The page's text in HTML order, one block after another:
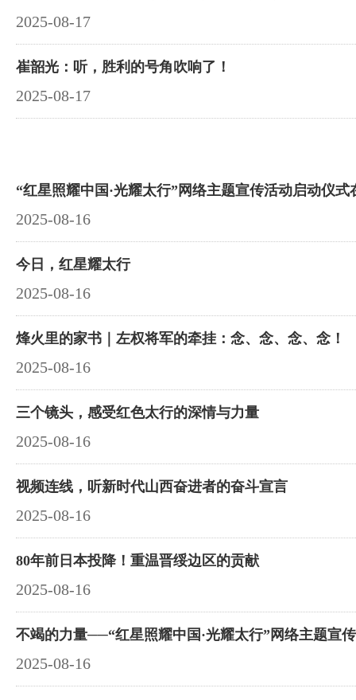
2025-08-17
崔韶光：听，胜利的号角吹响了！
2025-08-17
“红星照耀中国·光耀太行”网络主题宣传活动启动仪式
2025-08-16
今日，红星耀太行
2025-08-16
烽火里的家书｜左权将军的牵挂：念、念、念、念！
2025-08-16
三个镜头，感受红色太行的深情与力量
2025-08-16
视频连线，听新时代山西奋进者的奋斗宣言
2025-08-16
80年前日本投降！重温晋绥边区的贡献
2025-08-16
不竭的力量──“红星照耀中国·光耀太行”网络主题宣
2025-08-16